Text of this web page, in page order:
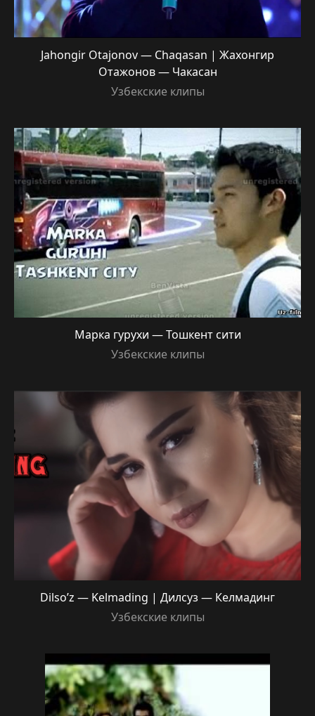
Jahongir Otajonov — Chaqasan | Жахонгир
Отажонов — Чакасан
Узбекские клипы
Марка гурухи — Тошкент сити
Узбекские клипы
Dilso’z — Kelmading | Дилсуз — Келмадинг
Узбекские клипы